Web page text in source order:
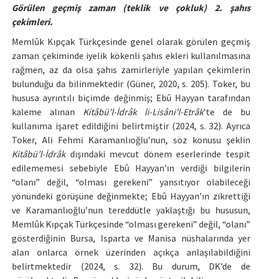
Görülen geçmiş zaman (teklik ve çokluk) 2. şahıs
çekimleri.
Memlûk Kıpçak Türkçesinde genel olarak görülen geçmiş
zaman çekiminde iyelik kökenli şahıs ekleri kullanılmasına
rağmen, az da olsa şahıs zamirleriyle yapılan çekimlerin
bulunduğu da bilinmektedir (Güner, 2020, s. 205). Toker, bu
hususa ayrıntılı biçimde değinmiş; Ebû Hayyan tarafından
kaleme alınan Kitâbü’l-İdrâk li-Lisâni’l-Etrâk’te de bu
kullanıma işaret edildiğini belirtmiştir (2024, s. 32). Ayrıca
Toker, Ali Fehmi Karamanlıoğlu’nun, söz konusu şeklin
Kitâbü’l-İdrâkdışındaki mevcut dönem eserlerinde tespit
edilememesi sebebiyle Ebû Hayyan’ın verdiği bilgilerin
“olanı” değil, “olması gerekeni” yansıtıyor olabileceği
yönündeki görüşüne değinmekte; Ebû Hayyan’ın zikrettiği
ve Karamanlıoğlu’nun tereddütle yaklaştığı bu hususun,
Memlûk Kıpçak Türkçesinde “olması gerekeni” değil, “olanı”
gösterdiğinin Bursa, Isparta ve Manisa nüshalarında yer
alan onlarca örnek üzerinden açıkça anlaşılabildiğini
belirtmektedir (2024, s. 32). Bu durum, DK’de de